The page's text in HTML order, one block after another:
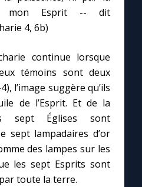
mon Esprit -- dit
4, 6b)
continue lorsque
témoins sont deux
l’image suggère qu’ils
de l’Esprit. Et de la
sept Églises sont
sept lampadaires d’or
des lampes sur les
les sept Esprits sont
toute la terre.